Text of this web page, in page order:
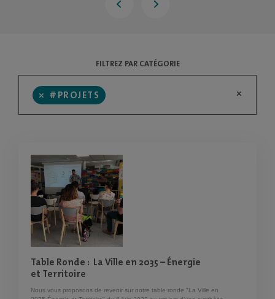
FILTREZ PAR CATÉGORIE
×
× #PROJETS
Table Ronde : La Ville en 2035 – Énergie
et Territoire
Nous vous proposons de revenir sur notre table ronde "La Ville en